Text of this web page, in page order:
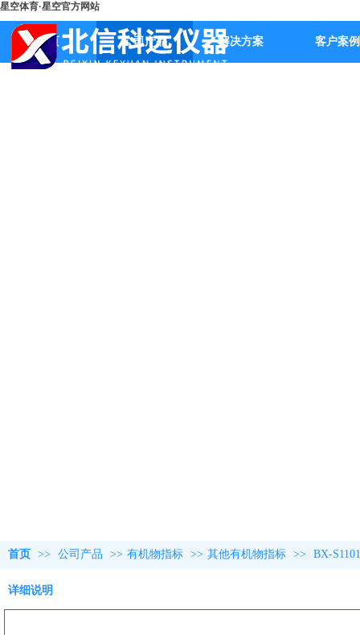
星空体育·星空官方网站
首页 公司产品 解决方案 客户案例
首页 >> 公司产品 >> 有机物指标 >> 其他有机物指标 >> BX-
详细说明